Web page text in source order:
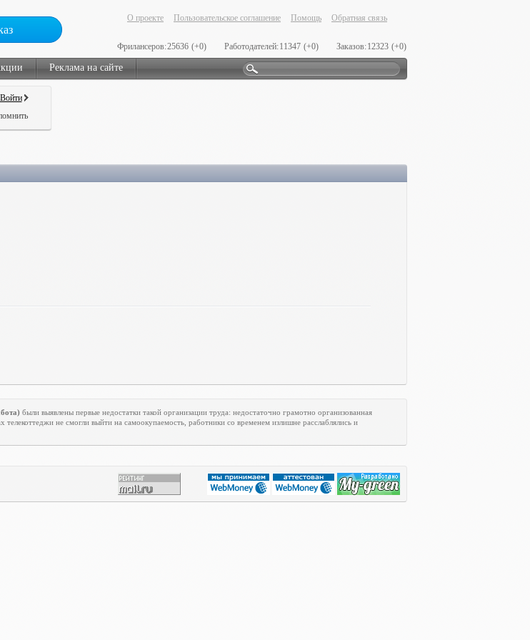
О проекте Пользовательское соглашение Помощь Обратная связь
Фрилансеров:25636 (+0) Работодателей:11347 (+0) Заказов:12323 (+0)
Реклама на сайте
были выявлены первые недостатки такой организации труда: недостаточно грамотно организованная
не смогли выйти на самоокупаемость, работники со временем излишне расслаблялись и